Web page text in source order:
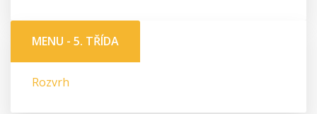
MENU - 5. TŘÍDA
Rozvrh